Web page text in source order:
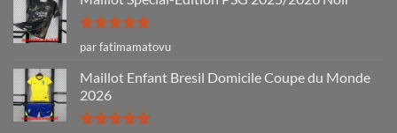
Note5sur
5
par fatimamatovu
Maillot Enfant Bresil Domicile Coupe du Monde
2026